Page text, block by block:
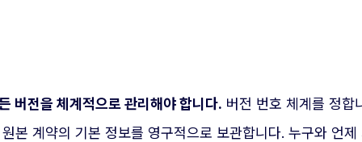
버전을 체계적으로 관리해야 합니다. 버전 번호 체계를 정합
본 계약의 기본 정보를 영구적으로 보관합니다. 누구와 언